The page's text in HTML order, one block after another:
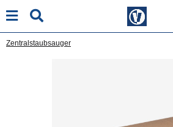
Zentralstaubsauger